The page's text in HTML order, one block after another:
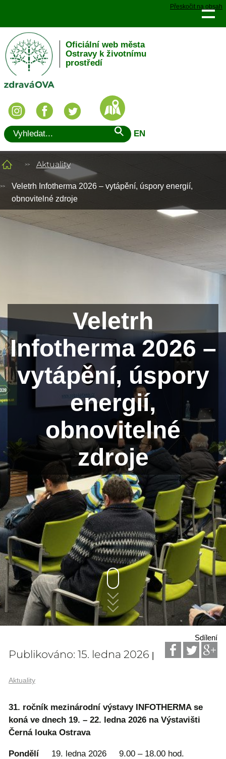
Přeskočit na obsah
Oficiální web města
Ostravy k životnímu
prostředí
EN
Aktuality
Veletrh Infotherma 2026 – vytápění, úspory energií,
obnovitelné zdroje
Veletrh
Infotherma 2026 –
vytápění, úspory
energií,
obnovitelné
zdroje
Sdílení
Publikováno: 15. ledna 2026 |
Aktuality
31. ročník mezinárodní výstavy INFOTHERMA se
koná ve dnech 19. – 22. ledna 2026 na Výstavišti
Černá louka Ostrava
Pondělí 19. ledna 2026
9.00 – 18.00 hod.